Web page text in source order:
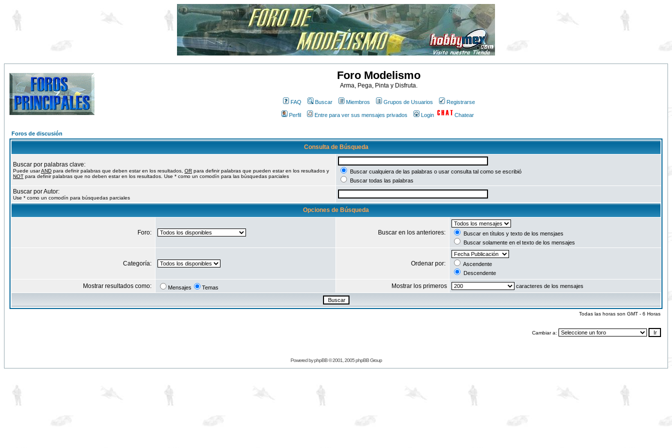
Foro Modelismo
Arma, Pega, Pinta y Disfruta.
FAQ Buscar Miembros Grupos de Usuarios Registrarse
Perfil Entre para ver sus mensajes privados Login Chatear
Foros de discusión
Consulta de Búsqueda
Buscar por palabras clave:
Puede usarAND para definir palabras que deben estar en los resultados, OR para definir palabras que pueden estar en los resultados y
NOT para definir palabras que no deben estar en los resultados. Use * como un comodín para las búsquedas parciales
Buscar cualquiera de las palabras o usar consulta tal como se escribió
Buscar todas las palabras
Buscar por Autor:
Use * como un comodín para búsquedas parciales
Opciones de Búsqueda
Foro: Buscar en los anteriores:
Buscar en títulos y texto de los mensjaes
Buscar solamente en el texto de los mensajes
Categoría: Ordenar por:
Ascendente
Descendente
Mostrar resultados como: Mensajes Temas Mostrar los primeros caracteres de los mensajes
Todas las horas son GMT - 6 Horas
Cambiar a:
Powered byphpBB© 2001, 2005 phpBB Group